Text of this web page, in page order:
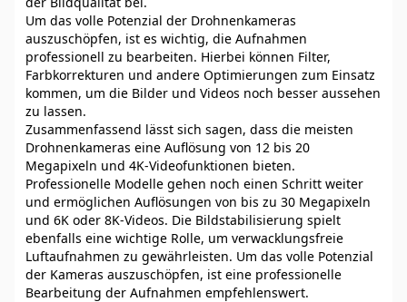
Um das volle Potenzial der Drohnenkameras
auszuschöpfen, ist es wichtig, die Aufnahmen
professionell zu bearbeiten. Hierbei können Filter,
Farbkorrekturen und andere Optimierungen zum Einsatz
kommen, um die Bilder und Videos noch besser aussehen
zu lassen.
Zusammenfassend lässt sich sagen, dass die meisten
Drohnenkameras eine Auflösung von 12 bis 20
Megapixeln und 4K-Videofunktionen bieten.
Professionelle Modelle gehen noch einen Schritt weiter
und ermöglichen Auflösungen von bis zu 30 Megapixeln
und 6K oder 8K-Videos. Die Bildstabilisierung spielt
ebenfalls eine wichtige Rolle, um verwacklungsfreie
Luftaufnahmen zu gewährleisten. Um das volle Potenzial
der Kameras auszuschöpfen, ist eine professionelle
Bearbeitung der Aufnahmen empfehlenswert.